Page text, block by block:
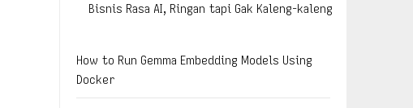
Bisnis Rasa AI, Ringan tapi Gak Kaleng-kaleng
How to Run Gemma Embedding Models Using
Docker